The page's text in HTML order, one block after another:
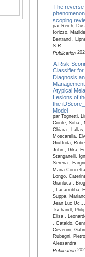
The reverse
scoping
par Reich,
Iorizzo,
Bertrand ,
S.R.
Publication
A Risk-
Classifier for
Diagnosis
Atypical
Lesions of
the
Model
par Tognetti,
Conte, Sofia ,
Chiara ,
Moscarella,
Giuffrida,
John , Dika,
Stanganelli,
Serena ,
Maria
Longo,
Gianluca ,
, Lacarrubba,
Suppa,
Jean Luc Uc
Tschandl,
Elisa ,
, Cataldo,
Cevenini,
Rubegni,
Alessandra
Publication